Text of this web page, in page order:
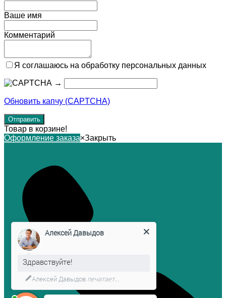
Ваше имя
Комментарий
Я соглашаюсь на обработку персональных данных
→
Обновить капчу (CAPTCHA)
Товар в корзине!
Оформление заказа×Закрыть
Алексей Давыдов
Здравствуйте!
Алексей Давыдов печатает...